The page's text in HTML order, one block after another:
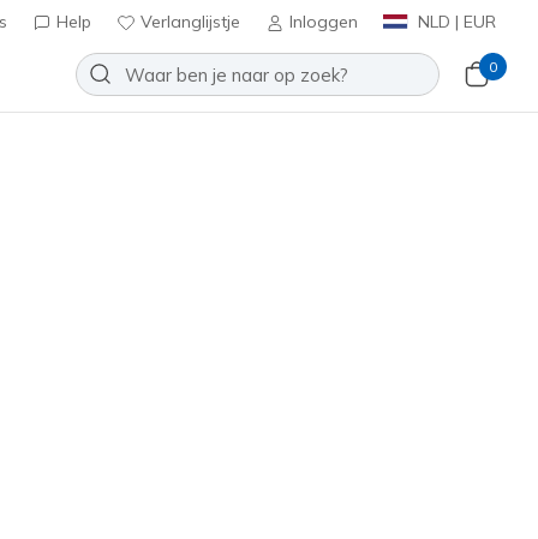
Help Verlanglijstje Inloggen NLD | EUR
0